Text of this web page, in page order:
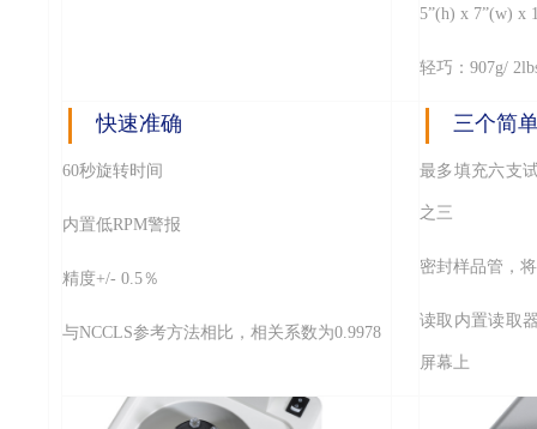
5”(h) x 7”(w) x
轻巧：907g/
快速准确
60秒旋转时间
内置低RPM警报
精度+/- 0.5％
与NCCLS参考方法相比，相关系数为0.9978
三个简
最多填充六支
之三
密封样品管，
读取内置读取
屏幕上